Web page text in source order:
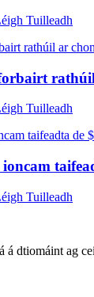
Tuilleadh
Tuilleadh
Tuilleadh
dtiomáint ag